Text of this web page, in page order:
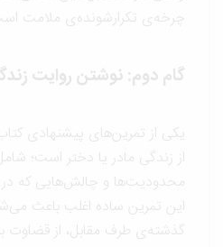
چرخه‌ی تکرارشونده‌ی ملامت است.
گام دوم: نوشتن روایت زندگی
یکی از تمرین‌های پیشنهادی کتاب،
از زندگی مادر یا دختر است؛ شامل
محدودیت‌ها و چالش‌هایی که در آن
این تمرین ساده اغلب باعث می‌شود
گذشته‌ی طرف مقابل، از قضاوت به